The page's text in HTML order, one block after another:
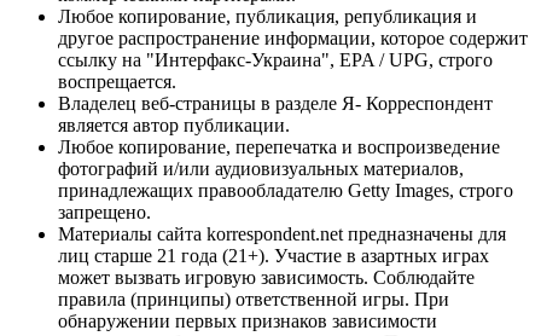
Любое копирование, публикация, републикация и
другое распространение информации, которое содержит
ссылку на "Интерфакс-Украина", EPA / UPG, строго
воспрещается.
Владелец веб-страницы в разделе Я- Корреспондент
является автор публикации.
Любое копирование, перепечатка и воспроизведение
фотографий и/или аудиовизуальных материалов,
принадлежащих правообладателю Getty Images, строго
запрещено.
Материалы сайта korrespondent.net предназначены для
лиц старше 21 года (21+). Участие в азартных играх
может вызвать игровую зависимость. Соблюдайте
правила (принципы) ответственной игры. При
обнаружении первых признаков зависимости